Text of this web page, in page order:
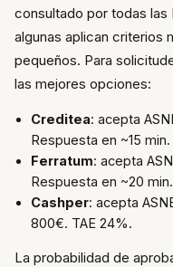
consultado por todas las
algunas aplican criterios
pequeños. Para
las mejores opciones:
Creditea: acepta
Respuesta en ~15 min.
Ferratum: acepta
Respuesta en ~20 min.
Cashper: acepta
800€. TAE 24%.
La probabilidad de